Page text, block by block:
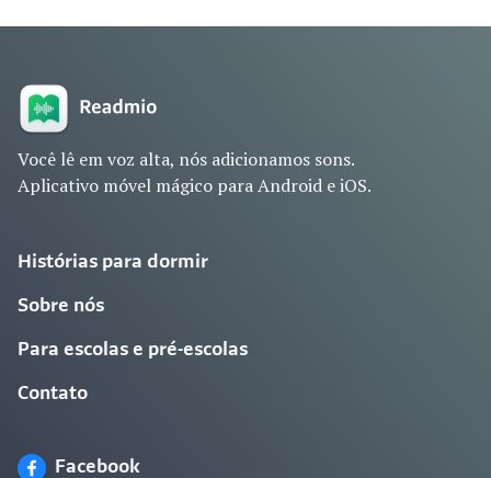
Você lê em voz alta, nós adicionamos sons.
Aplicativo móvel mágico para Android e iOS.
Histórias para dormir
Sobre nós
Para escolas e pré-escolas
Contato
Facebook